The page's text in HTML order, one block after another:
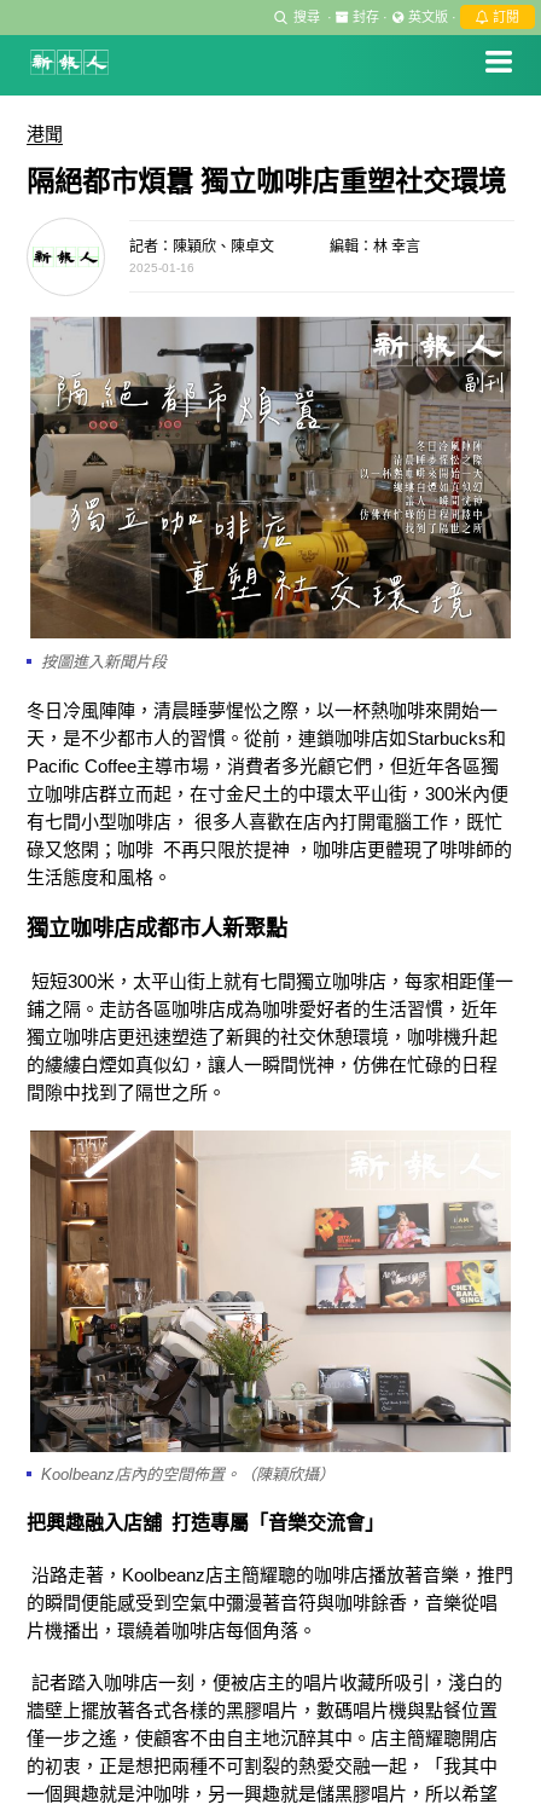
搜尋 · 封存 · 英文版 · 訂閱
港聞
隔絕都市煩囂 獨立咖啡店重塑社交環境
記者：陳穎欣、陳卓文 編輯：林 幸言
2025-01-16
按圖進入新聞片段
冬日冷風陣陣，清晨睡夢惺忪之際，以一杯熱咖啡來開始一
天，是不少都市人的習慣。 從前，連鎖咖啡店如Starbucks和
Pacific Coffee主導市場，消費者多光顧它們，但近年各區獨
立咖啡店群立而起，在寸金尺土的中環太平山街，300米內便
有七間小型咖啡店， 很多人喜歡在店內打開電腦工作，既忙
碌又悠閑；咖啡 不再只限於提神 ，咖啡店更體現了啡啡師的
生活態度和風格。
獨立咖啡店成都市人新聚點
短短300米，太平山街上就有七間獨立咖啡店，每家相距僅一
鋪之隔。走訪各區咖啡店成為咖啡愛好者的生活習慣，近年
獨立咖啡店更迅速塑造了新興的社交休憩環境，咖啡機升起
的縷縷白煙如真似幻，讓人一瞬間恍神，仿佛在忙碌的日程
間隙中找到了隔世之所。
Koolbeanz店內的空間佈置。（陳穎欣攝）
把興趣融入店舖 打造專屬「音樂交流會」
沿路走著， Koolbeanz店主簡耀聰的咖啡店播放著音樂，推門
的瞬間便能感受到空氣中彌漫著音符與咖啡餘香，音樂從唱
片機播出，環繞着咖啡店每個角落。
記者踏入咖啡店一刻，便被店主的唱片收藏所吸引，淺白的
牆壁上擺放著各式各樣的黑膠唱片，數碼唱片機與點餐位置
僅一步之遙，使顧客不由自主地沉醉其中。店主簡耀聰開店
的初衷，正是想把兩種不可割裂的熱愛交融一起，「我其中
一個興趣就是沖咖啡，另一興趣就是儲黑膠唱片，所以希望